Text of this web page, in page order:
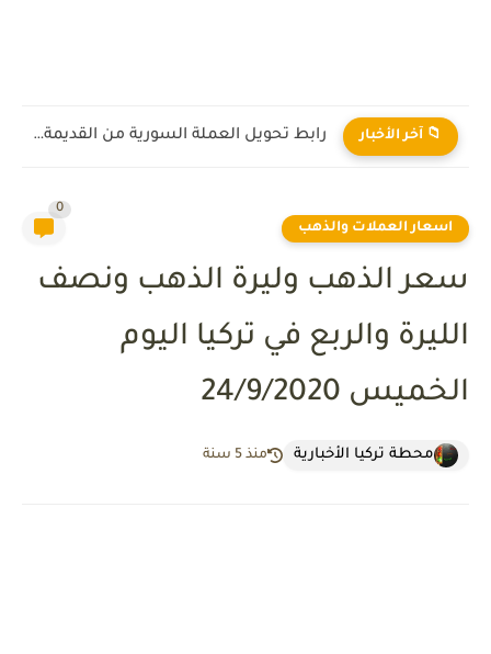
📁 آخر الأخبار رابط تحويل العملة السورية من القديمة إلى الجديدة 2026
اسعار العملات والذهب
0
سعر الذهب وليرة الذهب ونصف
الليرة والربع في تركيا اليوم
الخميس 24/9/2020
محطة تركيا الأخبارية منذ 5 سنة